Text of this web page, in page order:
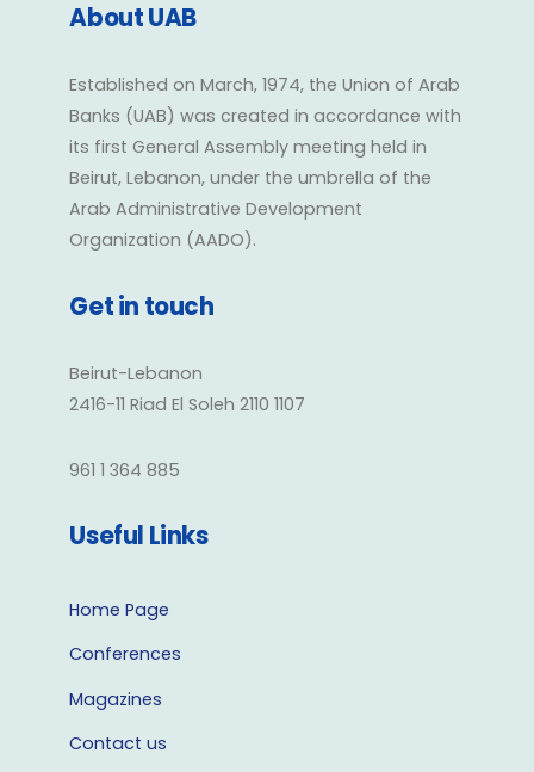
About UAB
Established on March, 1974, the Union of Arab
Banks (UAB) was created in accordance with
its first General Assembly meeting held in
Beirut, Lebanon, under the umbrella of the
Arab Administrative Development
Organization (AADO).
Get in touch
Beirut-Lebanon
2416-11 Riad El Soleh 2110 1107
961 1 364 885
Useful Links
Home Page
Conferences
Magazines
Contact us